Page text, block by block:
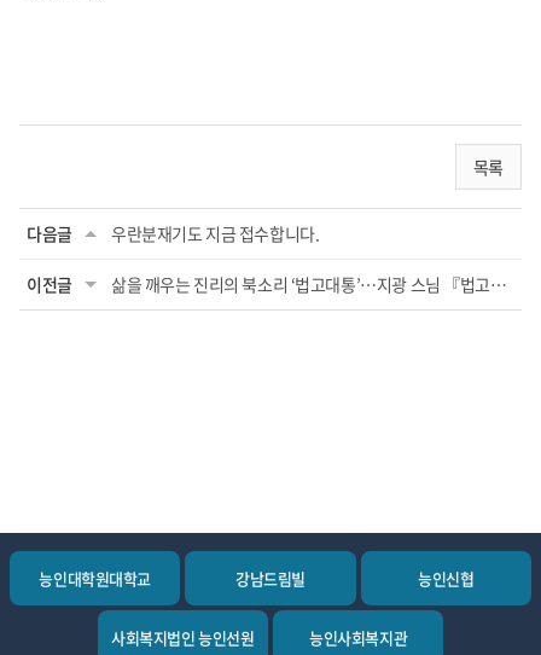
목록
다음글 우란분재기도 지금 접수합니다.
이전글 삶을 깨우는 진리의 북소리 ‘법고대통’…지광 스님 『법고대통』 출간 [출처] 삶을 깨우는 진...
능인대학원대학교 강남드림빌 능인신협
사회복지법인 능인선원 능인사회복지관